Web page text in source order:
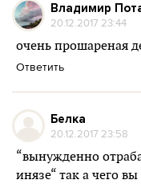
Владимир
20.12.2017 23:44
очень прошареная
Ответить
Белка
20.12.2017 23:58
“вынужденно
инязе“ так а чего